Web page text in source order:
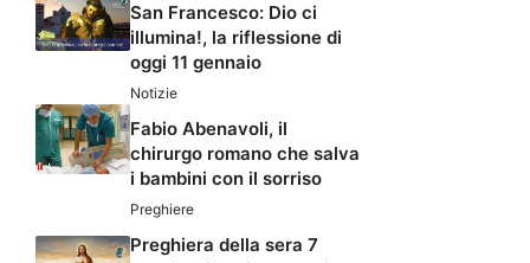
San Francesco: Dio ci
illumina!, la riflessione di
oggi 11 gennaio
Notizie
Fabio Abenavoli, il
chirurgo romano che salva
i bambini con il sorriso
Preghiere
Preghiera della sera 7